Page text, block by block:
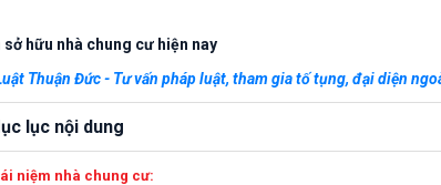
sở hữu nhà chung cư hiện nay
Thuận Đức - Tư vấn pháp luật, tham gia tố tụng, đại diện
lục nội dung
niệm nhà chung cư: